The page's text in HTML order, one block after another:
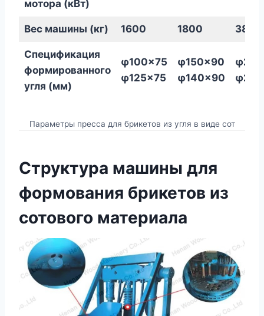
мотора (кВт)
Вес машины (кг) 1600 1800 3800
Спецификация
формированного
угля (мм)
φ100×75
φ125×75
φ150×90
φ140×90
Параметры пресса для брикетов из угля в виде сот
Структура машины для
формования брикетов из
сотового материала